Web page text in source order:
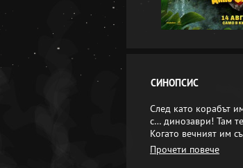
СИНОПСИС
След като корабът
с… динозаври! Там
Когато вечният им
Прочети повече